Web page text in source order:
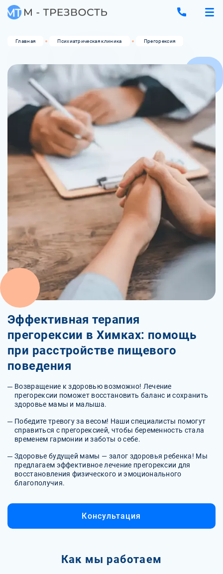
Главная Психиатрическая клиника Прегорексия
Эффективная терапия
прегорексии в Химках: помощь
при расстройстве пищевого
поведения
Возвращение к здоровью возможно! Лечение
прегорексии поможет восстановить баланс и сохранить
здоровье мамы и малыша.
Победите тревогу за весом! Наши специалисты помогут
справиться с прегорексией, чтобы беременность стала
временем гармонии и заботы о себе.
Здоровье будущей мамы — залог здоровья ребенка! Мы
предлагаем эффективное лечение прегорексии для
восстановления физического и эмоционального
благополучия.
Консультация
Как мы работаем